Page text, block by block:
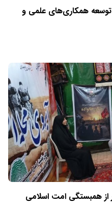
همکاری‌های علمی و
از همبستگی امت اسلامی